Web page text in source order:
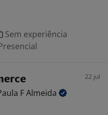
Sem experiência
22 jul
FAlmeida